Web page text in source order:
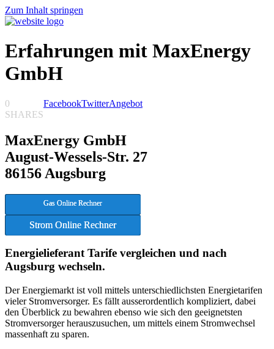
Zum Inhalt springen
Erfahrungen mit MaxEnergy
GmbH
0
SHARES
FacebookTwitterAngebot
MaxEnergy GmbH
August-Wessels-Str. 27
86156 Augsburg
Gas Online Rechner
Strom Online Rechner
Energielieferant Tarife vergleichen und nach
Augsburg wechseln.
Der Energiemarkt ist voll mittels unterschiedlichsten Energietarifen
vieler Stromversorger. Es fällt ausserordentlich kompliziert, dabei
den Überblick zu bewahren ebenso wie sich den geeignetsten
Stromversorger herauszusuchen, um mittels einem Stromwechsel
massenhaft zu sparen.